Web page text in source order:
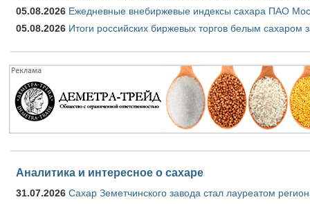
05.08.2026 Ежедневные внебиржевые индексы сахара ПАО
05.08.2026 Итоги российских биржевых торгов белым сахаром
Аналитика и интересное о сахаре
31.07.2026 Сахар Земетчинского завода стал лауреатом